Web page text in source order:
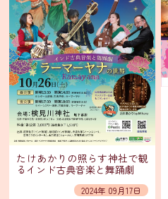
グ
ラ
ン
ド
メ
ニ
ュ
ー
たけあかりの照らす神社で観
るインド古典音楽と舞踊劇
2024年 09月17日